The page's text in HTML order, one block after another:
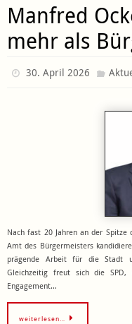
Manfred
mehr als
30. April 2026
Nach fast 20 Jahren an der
Amt des Bürgermeisters
prägende Arbeit für die Stadt
Gleichzeitig freut sich die SPD,
Engagement…
weiterlesen…